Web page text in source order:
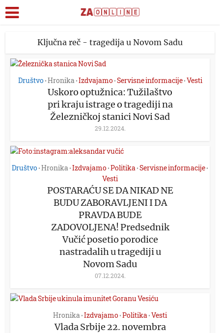
Ključna reč - tragedija u Novom Sadu
Društvo •Hronika •Izdvajamo •Servisne informacije •Vesti
Uskoro optužnica: Tužilaštvo
pri kraju istrage o tragediji na
Železničkoj stanici Novi Sad
29.12.2024.
Društvo•Hronika•Izdvajamo•Politika•Servisne informacije•
Vesti
POSTARAĆU SE DA NIKAD NE
BUDU ZABORAVLJENI I DA
PRAVDA BUDE
ZADOVOLJENA! Predsednik
Vučić posetio porodice
nastradalih u tragediji u
Novom Sadu
07.12.2024.
Hronika•Izdvajamo•Politika•Vesti
Vlada Srbije 22. novembra